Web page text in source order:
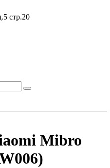
стр.20
Mibro